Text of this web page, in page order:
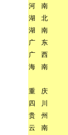
河 南
湖
北
湖
南
广
东
广
西
海
南
重 庆
四
川
贵
州
云
南